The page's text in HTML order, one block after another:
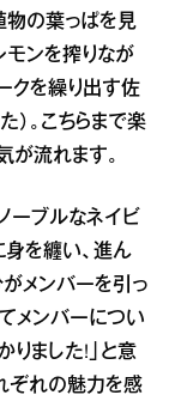
物の葉っぱを見
モンを搾りなが
クを繰り出す佐
）。こちらまで楽
が流れます。
ーブルなネイビ
身を纏い、進ん
がメンバーを引っ
メンバーについ
りました!」と意
ぞれの魅力を感